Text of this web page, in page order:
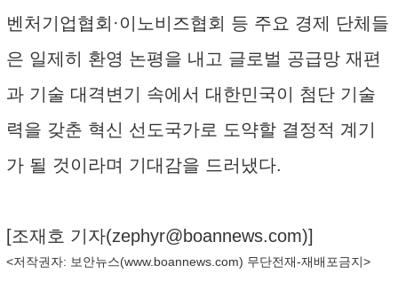
벤처기업협회·이노비즈협회 등 주요 경제 단체들
은 일제히 환영 논평을 내고 글로벌 공급망 재편
과 기술 대격변기 속에서 대한민국이 첨단 기술
력을 갖춘 혁신 선도국가로 도약할 결정적 계기
가 될 것이라며 기대감을 드러냈다.
[조재호 기자(zephyr@boannews.com)]
<저작권자: 보안뉴스(www.boannews.com) 무단전재-재배포금지>